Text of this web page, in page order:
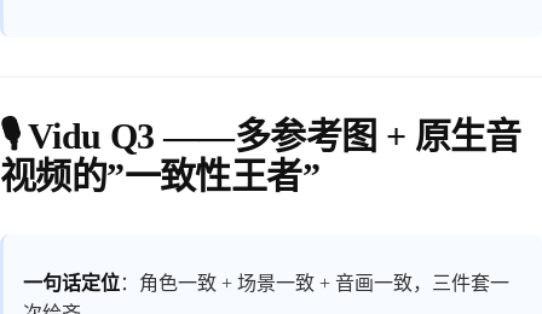
🎙️ Vidu Q3 ——多参考图 + 原生音
视频的”一致性王者”
一句话定位：角色一致 + 场景一致 + 音画一致，三件套一